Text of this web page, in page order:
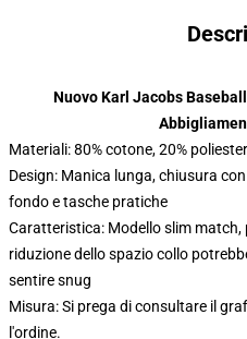
Nuovo Karl Jacobs
Materiali: 80% cotone, 20%
Design: Manica lunga, chiusura
fondo e tasche pratiche
Caratteristica: Modello slim
riduzione dello spazio collo
sentire snug
Misura: Si prega di consultare il
l'ordine.